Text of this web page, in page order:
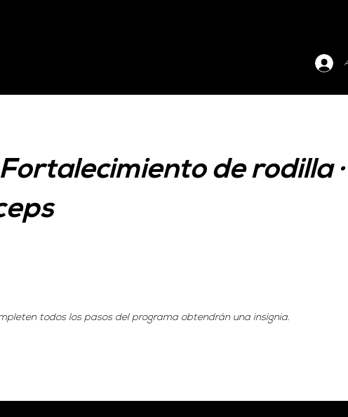
de rodilla ·
todos los pasos del programa obtendrán una insignia.